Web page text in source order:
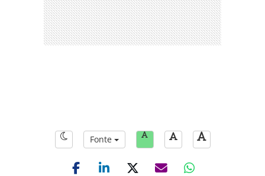
Fonte